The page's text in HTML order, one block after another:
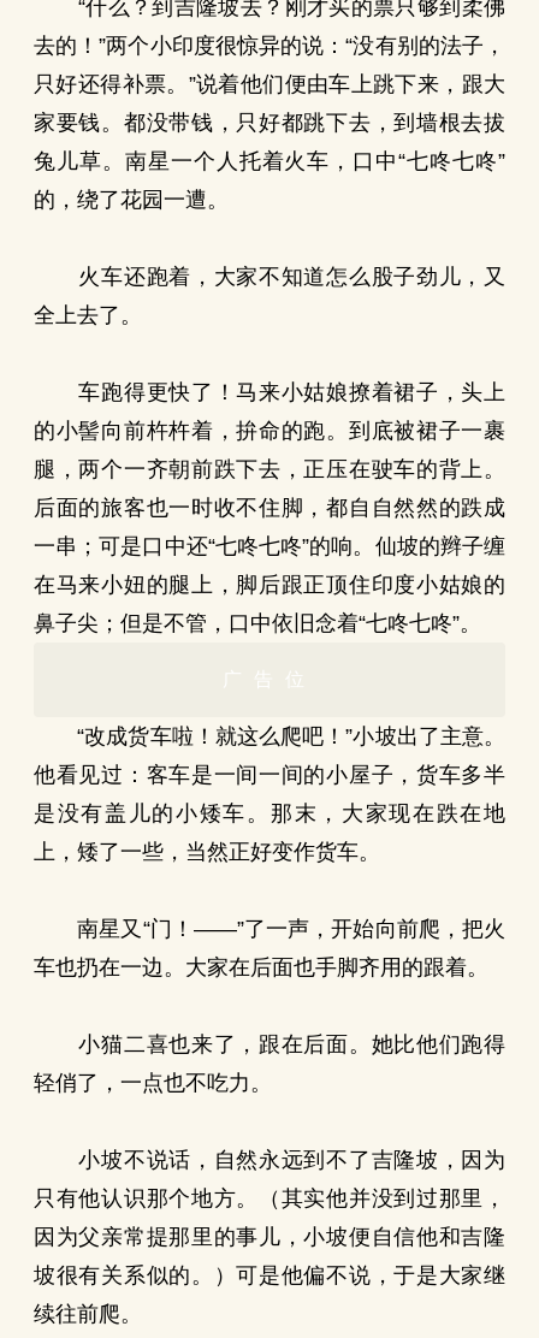
“什么？到吉隆坡去？刚才买的票只够到柔佛
去的！”两个小印度很惊异的说：“没有别的法子，
只好还得补票。”说着他们便由车上跳下来，跟大
家要钱。都没带钱，只好都跳下去，到墙根去拔
兔儿草。南星一个人托着火车，口中“七咚七咚”
的，绕了花园一遭。
火车还跑着，大家不知道怎么股子劲儿，又
全上去了。
车跑得更快了！马来小姑娘撩着裙子，头上
的小髻向前杵杵着，拚命的跑。到底被裙子一裹
腿，两个一齐朝前跌下去，正压在驶车的背上。
后面的旅客也一时收不住脚，都自自然然的跌成
一串；可是口中还“七咚七咚”的响。仙坡的辫子缠
在马来小妞的腿上，脚后跟正顶住印度小姑娘的
鼻子尖；但是不管，口中依旧念着“七咚七咚”。
广告位
“改成货车啦！就这么爬吧！”小坡出了主意。
他看见过：客车是一间一间的小屋子，货车多半
是没有盖儿的小矮车。那末，大家现在跌在地
上，矮了一些，当然正好变作货车。
南星又“门！——”了一声，开始向前爬，把火
车也扔在一边。大家在后面也手脚齐用的跟着。
小猫二喜也来了，跟在后面。她比他们跑得
轻俏了，一点也不吃力。
小坡不说话，自然永远到不了吉隆坡，因为
只有他认识那个地方。（其实他并没到过那里，
因为父亲常提那里的事儿，小坡便自信他和吉隆
坡很有关系似的。）可是他偏不说，于是大家继
续往前爬。